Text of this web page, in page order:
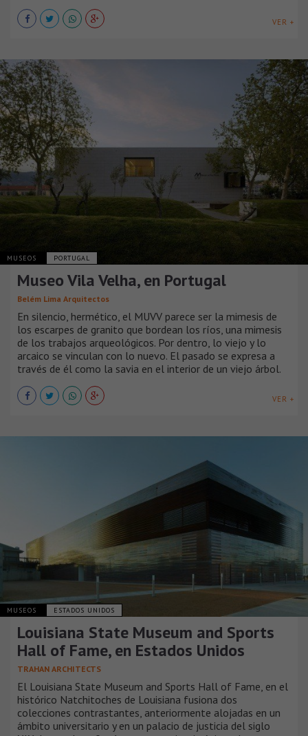
VER +
MUSEOS PORTUGAL
Museo Vila Velha, en Portugal
Belém Lima Arquitectos
En silencio, hermético, el MUVV parece ser la mimesis de
los escarpes de granito que bordean los ríos, una mimesis
de los trabajos arqueológicos. Por dentro, lo viejo y lo
arcaico se vinculan con lo nuevo. El pasado se expresa a
través de él como la savia en el interior de un viejo árbol.
VER +
MUSEOS ESTADOS UNIDOS
Louisiana State Museum and Sports
Hall of Fame, en Estados Unidos
TRAHAN ARCHITECTS
El Louisiana State Museum and Sports Hall of Fame, en el
histórico Natchitoches de Louisiana fusiona dos
colecciones contrastantes, anteriormente alojadas en un
ámbito universitario y en un palacio de justicia del siglo